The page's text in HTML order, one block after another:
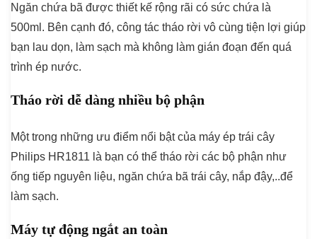
Ngăn chứa bã được thiết kế rộng rãi có sức chứa là
500ml. Bên cạnh đó, công tác tháo rời vô cùng tiện lợi giúp
bạn lau dọn, làm sạch mà không làm gián đoạn đến quá
trình ép nước.
Tháo rời dễ dàng nhiều bộ phận
Một trong những ưu điểm nổi bật của máy ép trái cây
Philips HR1811 là bạn có thể tháo rời các bộ phận như
ống tiếp nguyên liệu, ngăn chứa bã trái cây, nắp đậy,..để
làm sạch.
Máy tự động ngắt an toàn